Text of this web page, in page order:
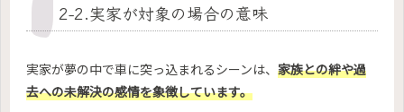
2-2.実家が対象の場合の意味
実家が夢の中で車に突っ込まれるシーンは、 家族との絆や過
去への未解決の感情を象徴しています。